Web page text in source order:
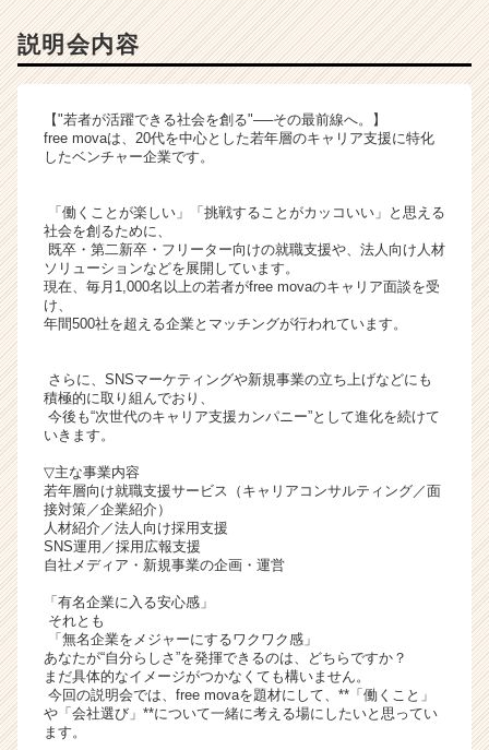
が
届
く
活
イ
ト
ア
ャ
リ
ア
e
r
C
r
e
r）
説明会内容
【"若者が活躍できる社会を創る"──その最前線へ。】
free movaは、20代を中心とした若年層のキャリア支援に特化
したベンチャー企業です。
「働くことが楽しい」「挑戦することがカッコいい」と思える
社会を創るために、
既卒・第二新卒・フリーター向けの就職支援や、法人向け人材
ソリューションなどを展開しています。
現在、毎月1,000名以上の若者がfree movaのキャリア面談を受
け、
年間500社を超える企業とマッチングが行われています。
さらに、SNSマーケティングや新規事業の立ち上げなどにも
積極的に取り組んでおり、
今後も“次世代のキャリア支援カンパニー”として進化を続けて
いきます。
▽主な事業内容
若年層向け就職支援サービス（キャリアコンサルティング／面
接対策／企業紹介）
人材紹介／法人向け採用支援
SNS運用／採用広報支援
自社メディア・新規事業の企画・運営
「有名企業に入る安心感」
それとも
「無名企業をメジャーにするワクワク感」
あなたが“自分らしさ”を発揮できるのは、どちらですか？
まだ具体的なイメージがつかなくても構いません。
今回の説明会では、free movaを題材にして、**「働くこと」
や「会社選び」**について一緒に考える場にしたいと思ってい
ます。